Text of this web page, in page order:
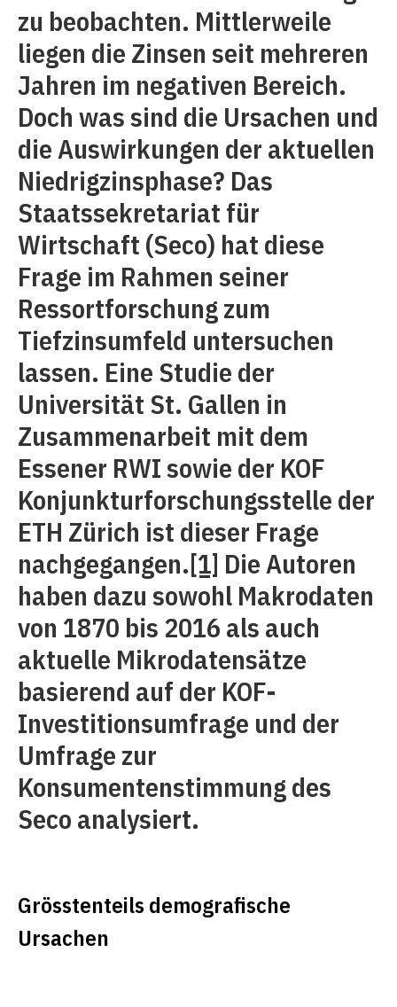
zu beobachten. Mittlerweile
liegen die Zinsen seit mehreren
Jahren im negativen Bereich.
Doch was sind die Ursachen und
die Auswirkungen der aktuellen
Niedrigzinsphase? Das
Staatssekretariat für
Wirtschaft (Seco) hat diese
Frage im Rahmen seiner
Ressortforschung zum
Tiefzinsumfeld untersuchen
lassen. Eine Studie der
Universität St. Gallen in
Zusammenarbeit mit dem
Essener RWI sowie der KOF
Konjunkturforschungsstelle der
ETH Zürich ist dieser Frage
nachgegangen.[1] Die Autoren
haben dazu sowohl Makrodaten
von 1870 bis 2016 als auch
aktuelle Mikrodatensätze
basierend auf der KOF-
Investitionsumfrage und der
Umfrage zur
Konsumentenstimmung des
Seco analysiert.
Grösstenteils demografische
Ursachen